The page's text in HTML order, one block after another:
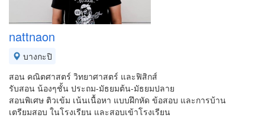
nattnaon
บางกะปิ
สอน คณิตศาสตร์ วิทยาศาสตร์ และฟิสิกส์
รับสอน น้องๆชั้น ประถม-มัธยมต้น-มัธยมปลาย
สอนพิเศษ ติวเข้ม เน้นเนื้อหา แบบฝึกหัด ข้อสอบ และการบ้าน
เตรียมสอบ ในโรงเรียน และสอบเข้าโรงเรียน